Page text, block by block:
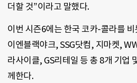
더할 것”이라고 말했다.
이번 시즌6에는 한국 코카-콜라를
이엔블랙야크, SSG닷컴, 지마켓,
라사이클, GS리테일 등 총 8개 기업
께한다.